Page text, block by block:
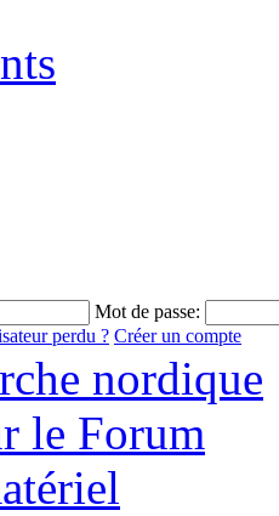
Mot de passe:
perdu ? Créer un compte
nordique
le Forum